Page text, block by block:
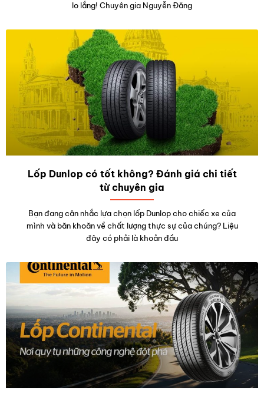
lo lắng! Chuyên gia Nguyễn Đăng
Lốp Dunlop có tốt không? Đánh giá chi tiết
từ chuyên gia
Bạn đang cân nhắc lựa chọn lốp Dunlop cho chiếc xe của
mình và băn khoăn về chất lượng thực sự của chúng? Liệu
đây có phải là khoản đầu